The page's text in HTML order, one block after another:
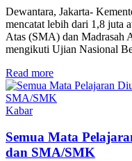
Dewantara, Jakarta-
mencatat lebih dari 1,8 juta
Atas (SMA) dan Madrasah
mengikuti Ujian Nasional
Read more
Kabar
Semua Mata
dan SMA/SMK